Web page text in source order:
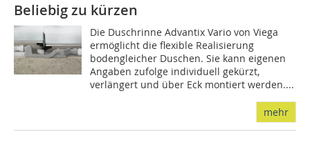
Beliebig zu kürzen
Die Duschrinne Advantix Vario von Viega
ermöglicht die flexible Realisierung
bodengleicher Duschen. Sie kann eigenen
Angaben zufolge individuell gekürzt,
verlängert und über Eck montiert werden....
mehr